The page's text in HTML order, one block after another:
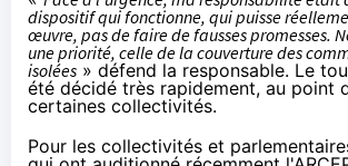
dispositif qui fonctionne, qui puisse
œuvre, pas de faire de fausses promesses.
une priorité, celle de la couverture des
isolées » défend la responsable. Le
été décidé très rapidement, au point
certaines collectivités.
Pour les collectivités et